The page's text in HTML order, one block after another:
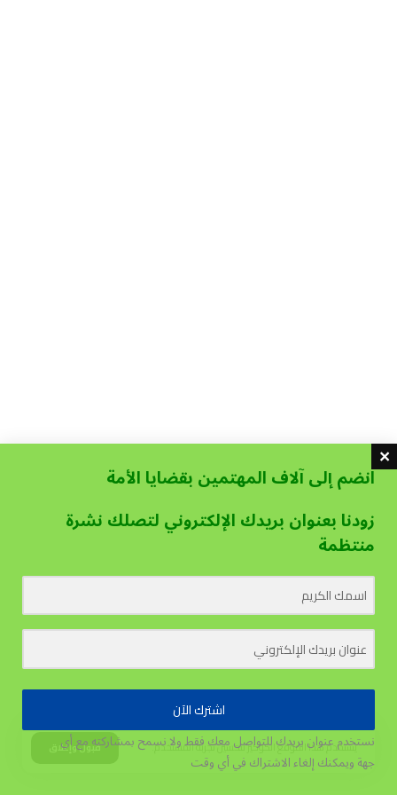
يستخدم هذا الموقع الكوكيز لتحسين تجربة المستخدم. قبول وإغلاق
انضم إلى آلاف المهتمين بقضايا الأمة
زودنا بعنوان بريدك الإلكتروني لتصلك نشرة
منتظمة
اشترك الآن
نستخدم عنوان بريدك للتواصل معك فقط ولا نسمح بمشاركته مع أي
جهةويمكنك إلغاء الاشتراك في أي وقت